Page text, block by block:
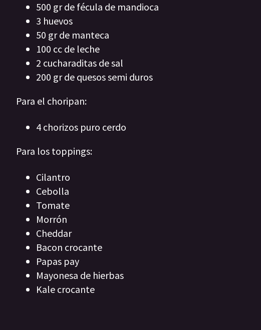
500 gr de fécula de mandioca
3 huevos
50 gr de manteca
100 cc de leche
2 cucharaditas de sal
200 gr de quesos semi duros
Para el choripan:
4 chorizos puro cerdo
Para los toppings:
Cilantro
Cebolla
Tomate
Morrón
Cheddar
Bacon crocante
Papas pay
Mayonesa de hierbas
Kale crocante